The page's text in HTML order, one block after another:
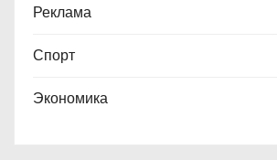
Реклама
Спорт
Экономика